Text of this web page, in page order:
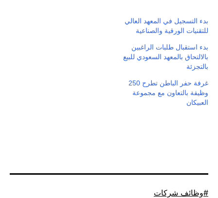
بدء التسجيل في المعهد العالي
للتقنيات الورقية والصناعية
بدء استقبال طلبات الراغبين
بالالتحاق بالمعهد السعودي للبيع
بالتجزئة
غرفة حفر الباطن تطرح 250
وظيفة بالتعاون مع مجموعة
العبيكان
موسوم
وظائف شركات